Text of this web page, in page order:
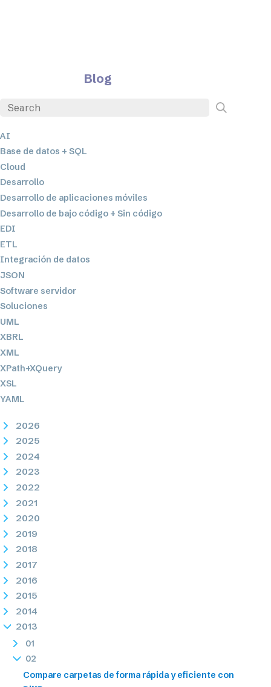
Blog
AI
Base de datos + SQL
Cloud
Desarrollo
Desarrollo de aplicaciones móviles
Desarrollo de bajo código + Sin código
EDI
ETL
Integración de datos
JSON
Software servidor
Soluciones
UML
XBRL
XML
XPath+XQuery
XSL
YAML
2026
2025
2024
2023
2022
2021
2020
2019
2018
2017
2016
2015
2014
2013
01
02
Compare carpetas de forma rápida y eficiente con